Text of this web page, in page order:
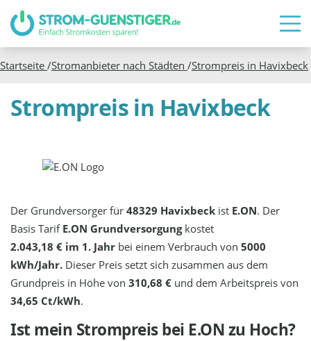
Startseite /Stromanbieter nach Städten /Strompreis in Havixbeck
Strompreis in Havixbeck
Der Grundversorger für48329 Havixbeck ist E.ON. Der
Basis Tarif E.ON Grundversorgungkostet
2.043,18 € im 1. Jahr bei einem Verbrauch von5000
kWh/Jahr. Dieser Preis setzt sich zusammen aus dem
Grundpreis in Höhe von310,68 € und dem Arbeitspreis von
34,65 Ct/kWh.
Ist mein Strompreis bei E.ONzu Hoch?